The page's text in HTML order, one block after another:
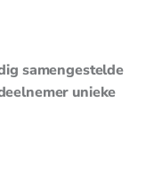
samengestelde
unieke